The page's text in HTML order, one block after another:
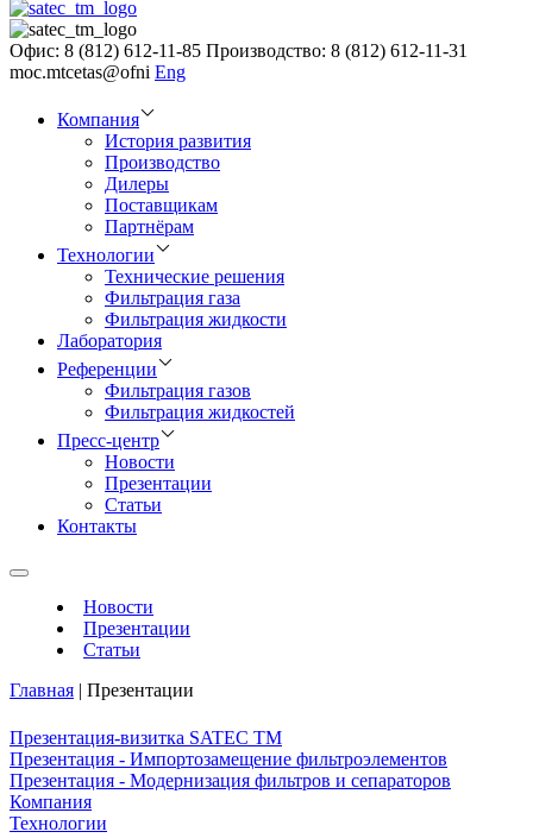
Офис: 8 (812) 612-11-85 Производство: 8 (812) 612-11-31
moc.mtcetas@ofni Eng
Компания
История развития
Производство
Дилеры
Поставщикам
Партнёрам
Технологии
Технические решения
Фильтрация газа
Фильтрация жидкости
Лаборатория
Референции
Фильтрация газов
Фильтрация жидкостей
Пресс-центр
Новости
Презентации
Статьи
Контакты
Новости
Презентации
Статьи
Главная | Презентации
Презентация-визитка SATEC TM
Презентация - Импортозамещение фильтроэлементов
Презентация - Модернизация фильтров и сепараторов
Компания
Технологии